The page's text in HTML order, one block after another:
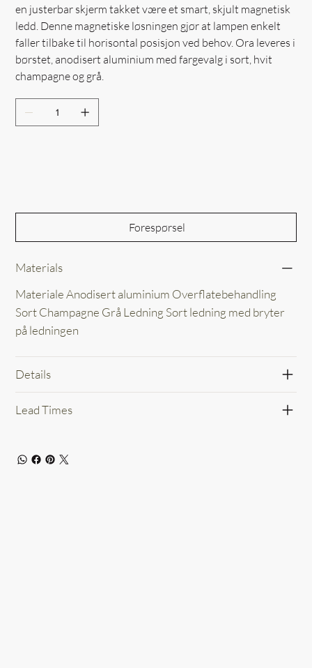
en justerbar skjerm takket være et smart, skjult magnetisk
ledd. Denne magnetiske løsningen gjør at lampen enkelt
faller tilbake til horisontal posisjon ved behov. Ora leveres i
børstet, anodisert aluminium med fargevalg i sort, hvit
champagne og grå.
Forespørsel
Materials
Materiale Anodisert aluminium Overflatebehandling
Sort Champagne Grå Ledning Sort ledning med bryter
på ledningen
Details
Lead Times